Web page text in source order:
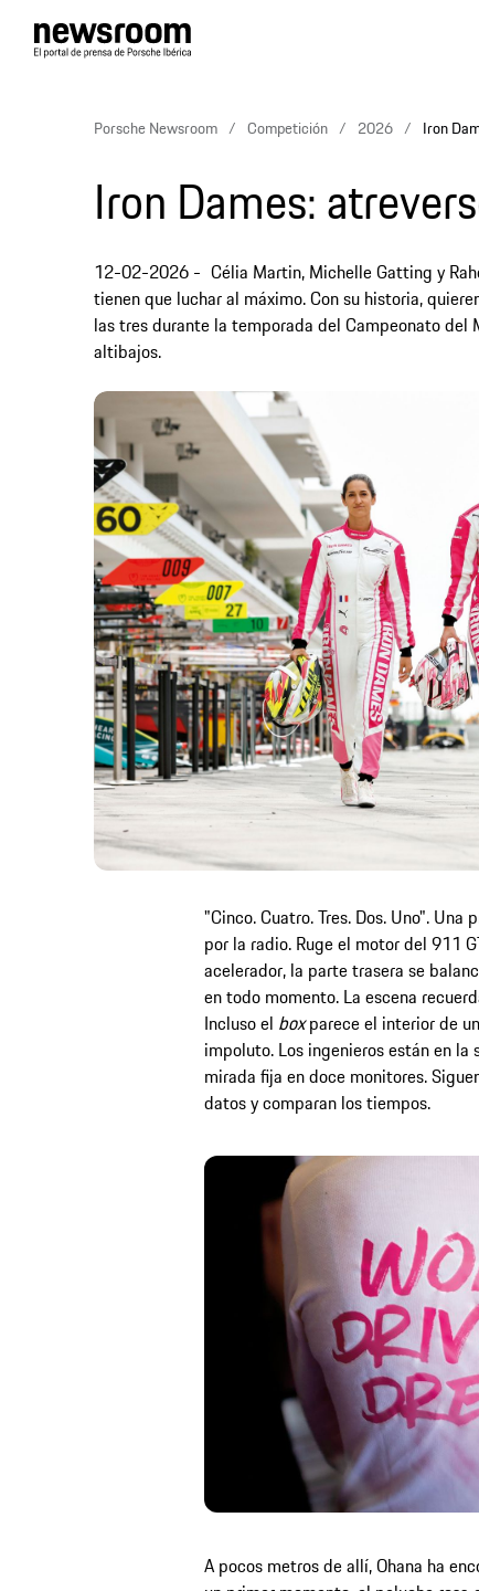
Porsche Newsroom Competición 2026 Iron
Iron Dames:
12-02-2026
Célia Martin, Michelle Gatting y
tienen que luchar al máximo. Con su historia,
las tres durante la temporada del Campeonato del
altibajos.
"Cinco. Cuatro. Tres. Dos. Uno".
por la radio. Ruge el motor del 911
acelerador, la parte trasera se
en todo momento. La escena
Incluso el boxparece el interior de
impoluto. Los ingenieros están en
mirada fija en doce monitores.
datos y comparan los tiempos.
A pocos metros de allí, Ohana ha